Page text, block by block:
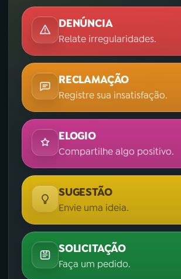
DENÚNCIA
Relate irregularidades.
RECLAMAÇÃO
Registre sua insatisfação.
ELOGIO
Compartilhe algo positivo.
SUGESTÃO
Envie uma ideia.
SOLICITAÇÃO
Faça um pedido.